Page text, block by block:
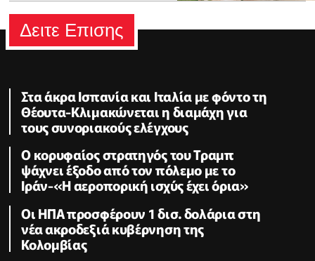
Δειτε Επισης
Στα άκρα Ισπανία και Ιταλία με φόντο τη
Θέουτα-Κλιμακώνεται η διαμάχη για
τους συνοριακούς ελέγχους
Ο κορυφαίος στρατηγός του Τραμπ
ψάχνει έξοδο από τον πόλεμο με το
Ιράν-«Η αεροπορική ισχύς έχει όρια»
Οι ΗΠΑ προσφέρουν 1 δισ. δολάρια στη
νέα ακροδεξιά κυβέρνηση της
Κολομβίας